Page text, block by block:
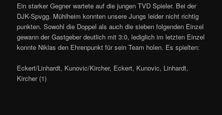
Ein starker Gegner wartete auf die jungen TVD Spieler. Bei der
DJK-Spvgg. Mühlheim konnten unsere Jungs leider nicht richtig
punkten. Sowohl die Doppel als auch die sieben folgenden Einzel
gewann der Gastgeber deutlich mit 3:0, lediglich im letzten Einzel
konnte Niklas den Ehrenpunkt für sein Team holen. Es spielten:
Eckert/Linhardt, Kunovic/Kircher, Eckert, Kunovic, Linhardt,
Kircher (1)